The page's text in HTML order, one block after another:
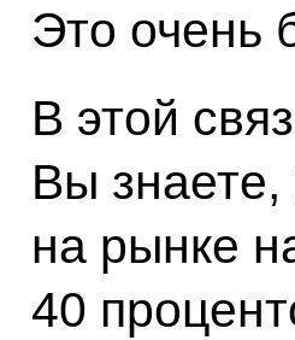
Это очень
В этой
Вы знаете,
на рынке
40